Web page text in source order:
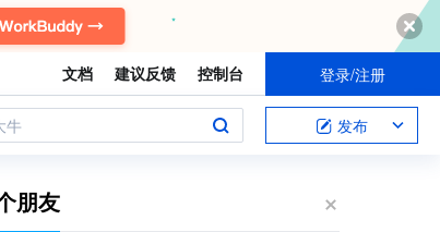
文档 建议反馈 控制台 登录/注册
牛 发布
朋友